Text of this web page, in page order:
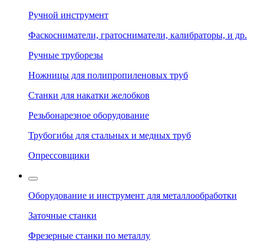
Ручной инструмент
Фаскосниматели, гратосниматели, калибраторы, и др.
Ручные труборезы
Ножницы для полипропиленовых труб
Станки для накатки желобков
Резьбонарезное оборудование
Трубогибы для стальных и медных труб
Опрессовщики
Оборудование и инструмент для металлообработки
Заточные станки
Фрезерные станки по металлу